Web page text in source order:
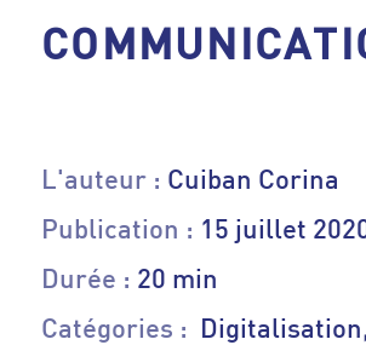
L'auteur : Cuiban Corina
Publication : 15 juillet
Durée : 20 min
Catégories :